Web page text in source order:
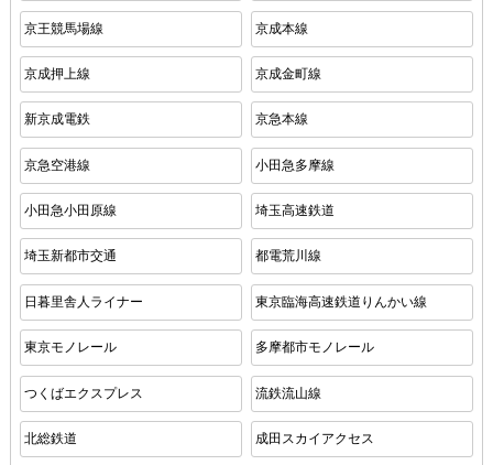
京王競馬場線 京成本線
京成押上線 京成金町線
新京成電鉄 京急本線
京急空港線 小田急多摩線
小田急小田原線 埼玉高速鉄道
埼玉新都市交通 都電荒川線
日暮里舎人ライナー 東京臨海高速鉄道りんかい線
東京モノレール 多摩都市モノレール
つくばエクスプレス 流鉄流山線
北総鉄道 成田スカイアクセス